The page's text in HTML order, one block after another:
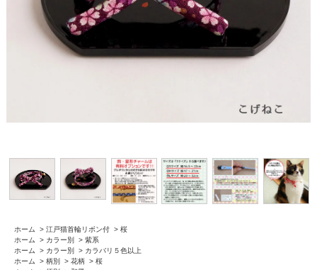
ホーム > 江戸猫首輪リボン付 > 桜
ホーム
> カラー別 > 紫系
ホーム
> カラー別 > カラバリ５色以上
ホーム
> 柄別 > 花柄 > 桜